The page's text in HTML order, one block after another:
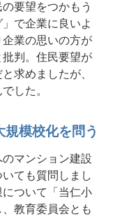
要望をつかもう
で企業に良いよ
業の思いの方が
判。住民要望が
求めましたが、
した。
模校化を問う
マンション建設
ても質問しまし
ついて「当仁小
教育委員会とも